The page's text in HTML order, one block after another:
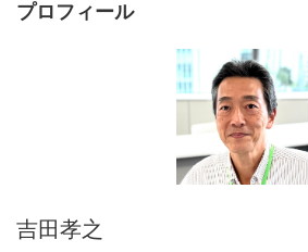
プロフィール
吉田孝之